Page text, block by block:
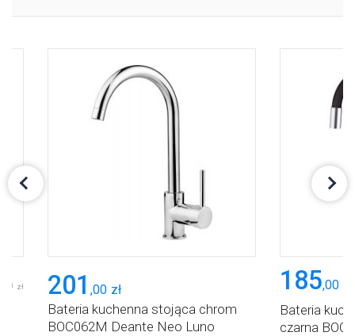
00 zł 201 ,00 zł
Bateria kuchenna stojąca chrom
BOC062M Deante Neo Luno
185,00
Bateria
czarna